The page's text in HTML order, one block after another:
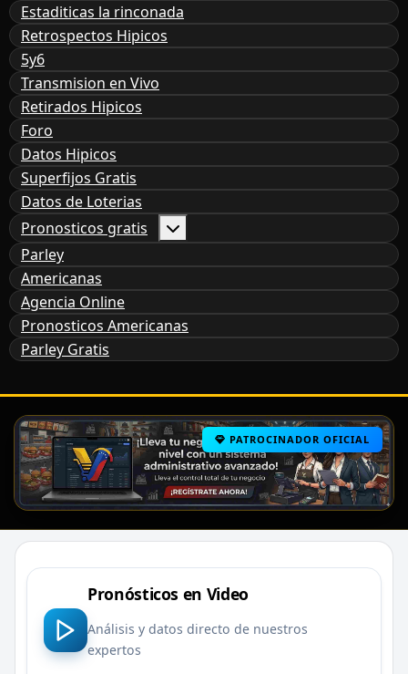
Estaditicas la rinconada
Retrospectos Hipicos
5y6
Transmision en Vivo
Retirados Hipicos
Foro
Datos Hipicos
Superfijos Gratis
Datos de Loterias
Pronosticos gratis
Parley
Americanas
Agencia Online
Pronosticos Americanas
Parley Gratis
PATROCINADOR OFICIAL
Pronósticos en Video
Análisis y datos directo de nuestros
expertos